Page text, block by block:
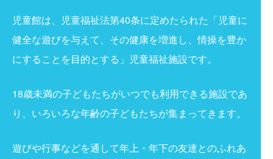
児童館は、児童福祉法第40条に定めたられた「児童に
健全な遊びを与えて、その健康を増進し、情操を豊か
にすることを目的とする」児童福祉施設です。
18歳未満の子どもたちがいつでも利用できる施設であ
り、いろいろな年齢の子どもたちが集まってきます。
遊びや行事などを通して年上・年下の友達とのふれあ